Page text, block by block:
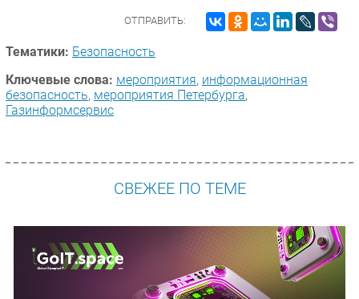
ОТПРАВИТЬ:
Тематики: Безопасность
Ключевые слова: мероприятия, информационная
безопасность, мероприятия Петербурга,
Газинформсервис
СВЕЖЕЕ ПО ТЕМЕ